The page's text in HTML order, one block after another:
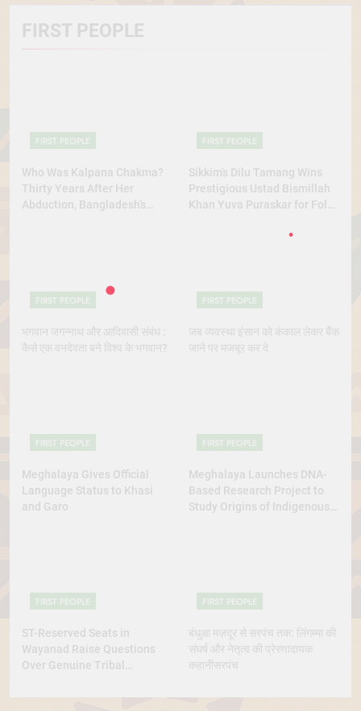
FIRST PEOPLE
FIRST PEOPLE
Who Was Kalpana Chakma?
Thirty Years After Her
Abduction, Bangladesh’s
FIRST PEOPLE
Sikkim’s Dilu Tamang Wins
Prestigious Ustad Bismillah
Khan Yuva Puraskar for Folk
FIRST PEOPLE
भगवान जगन्नाथ और आदिवासी संबंध :
कैसे एक वनदेवता बने विश्व के भगवान?
FIRST PEOPLE
जब व्यवस्था इंसान को कंकाल लेकर बैंक
जाने पर मजबूर कर दे
FIRST PEOPLE
Meghalaya Gives Official
Language Status to Khasi
and Garo
FIRST PEOPLE
Meghalaya Launches DNA-
Based Research Project to
Study Origins of Indigenous
FIRST PEOPLE
ST-Reserved Seats in
Wayanad Raise Questions
Over Genuine Tribal
FIRST PEOPLE
बंधुआ मज़दूर से सरपंच तक: लिंगम्मा की
संघर्ष और नेतृत्व की प्रेरणादायक
कहानीसरपंच